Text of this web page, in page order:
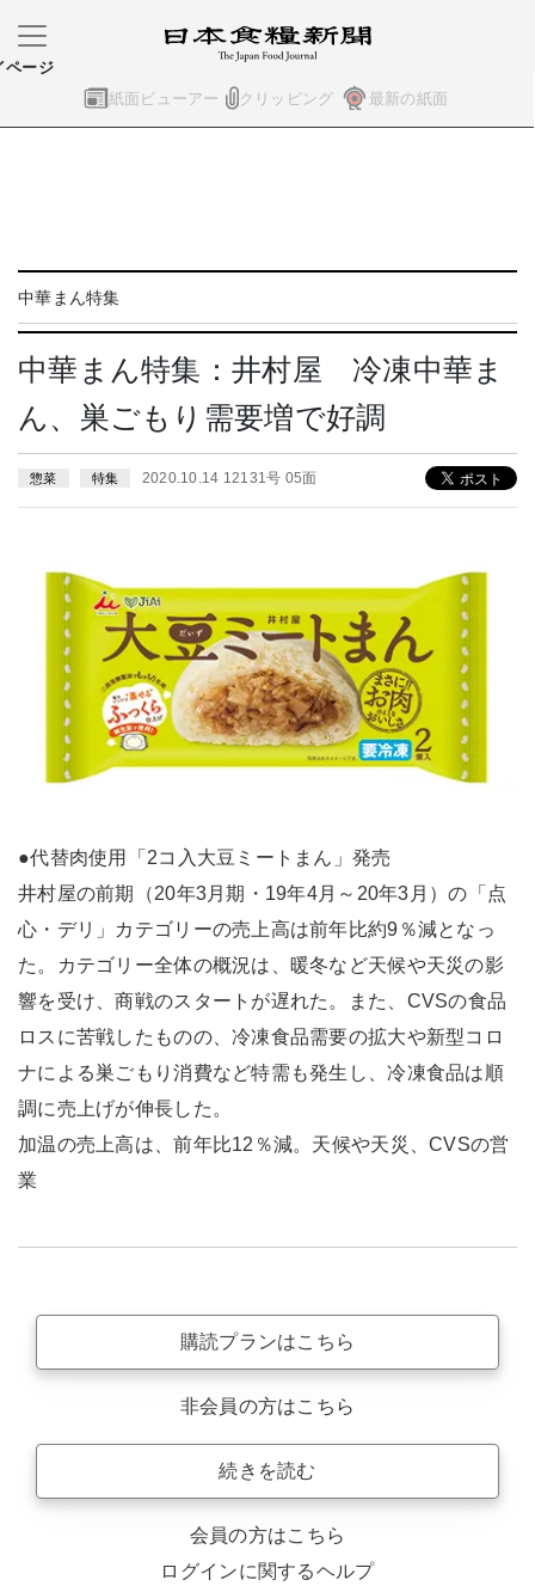
紙面ビューアー クリッピング 最新の紙面
ページ
中華まん特集
中華まん特集：井村屋 冷凍中華ま
ん、巣ごもり需要増で好調
惣菜 特集 2020.10.14 12131号 05面
●代替肉使用「2コ入大豆ミートまん」発売
井村屋の前期（20年3月期・19年4月～20年3月）の「点
心・デリ」カテゴリーの売上高は前年比約9％減となっ
た。カテゴリー全体の概況は、暖冬など天候や天災の影
響を受け、商戦のスタートが遅れた。また、CVSの食品
ロスに苦戦したものの、冷凍食品需要の拡大や新型コロ
ナによる巣ごもり消費など特需も発生し、冷凍食品は順
調に売上げが伸長した。
加温の売上高は、前年比12％減。天候や天災、CVSの営
業
購読プランはこちら
非会員の方はこちら
続きを読む
会員の方はこちら
ログインに関するヘルプ